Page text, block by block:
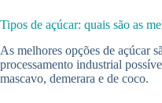
Tipos de açúcar: quais são as
As melhores opções de açúcar
processamento industrial
mascavo, demerara e de coco.